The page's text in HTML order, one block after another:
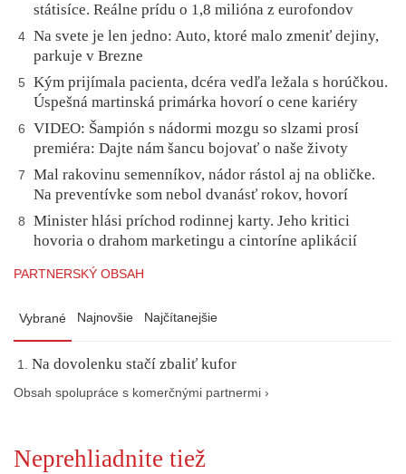
státisíce. Reálne prídu o 1,8 milióna z eurofondov
4 Na svete je len jedno: Auto, ktoré malo zmeniť dejiny,
parkuje v Brezne
5
Kým prijímala pacienta, dcéra vedľa ležala s horúčkou.
Úspešná martinská primárka hovorí o cene kariéry
6
VIDEO: Šampión s nádormi mozgu so slzami prosí
premiéra: Dajte nám šancu bojovať o naše životy
7
Mal rakovinu semenníkov, nádor rástol aj na obličke.
Na preventívke som nebol dvanásť rokov, hovorí
8
Minister hlási príchod rodinnej karty. Jeho kritici
hovoria o drahom marketingu a cintoríne aplikácií
PARTNERSKÝ OBSAH
Vybrané Najnovšie Najčítanejšie
Na dovolenku stačí zbaliť kufor
Obsah spolupráce s komerčnými partnermi ›
Neprehliadnite tiež